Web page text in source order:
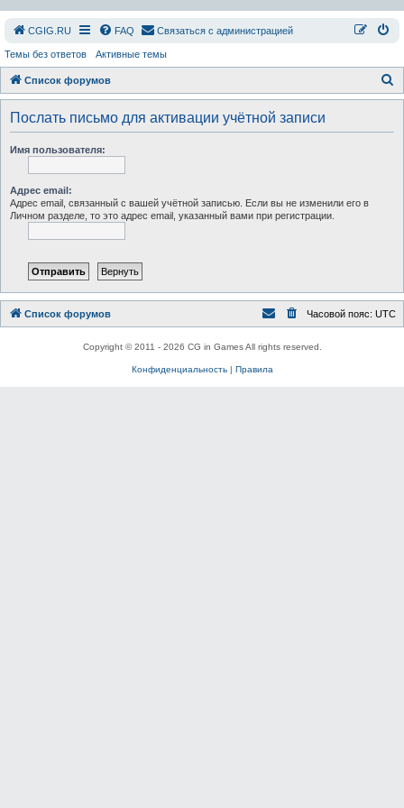
СGIG.RU FAQ Связаться с администрацией
Темы без ответов Активные темы
Список форумов
о
Послать письмо для активации учётной записи
Имя пользователя:
Адрес email:
Адрес email, связанный с вашей учётной записью. Если вы не изменили его в
Личном разделе, то это адрес email, указанный вами при регистрации.
Список форумов Часовой пояс: UTC
Copyright © 2011 - 2026 CG in Games All rights reserved.
Конфиденциальность| Правила